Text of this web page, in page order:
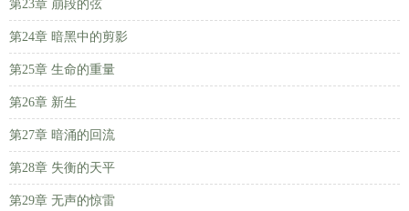
第23章 崩段的弦
第24章 暗黑中的剪影
第25章 生命的重量
第26章 新生
第27章 暗涌的回流
第28章 失衡的天平
第29章 无声的惊雷